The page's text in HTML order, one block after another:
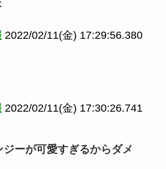
2022/02/11(金) 17:29:56.380
2022/02/11(金) 17:30:26.741
ーが可愛すぎるからダメ